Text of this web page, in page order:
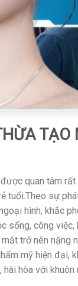
quan tâm
tuổi.Theo sự
hình, khắc
sống, công
trở nên nặng
mỹ hiện đại,
hòa với khuôn